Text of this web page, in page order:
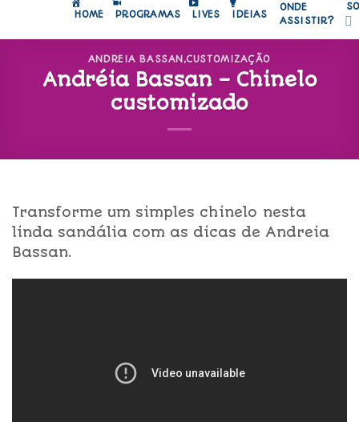
HOME PROGRAMAS LIVES IDEIAS
ONDE
ASSISTIR?
ANDREIA BASSAN ,CUSTOMIZAÇÃO
Andréia Bassan – Chinelo
customizado
Transforme um simples chinelo nesta
linda sandália com as dicas de Andreia
Bassan.